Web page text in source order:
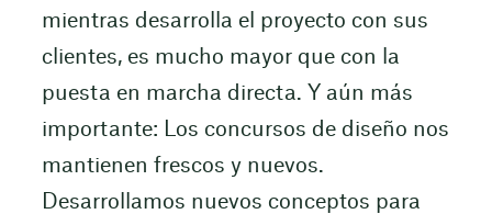
mientras desarrolla el proyecto con sus
clientes, es mucho mayor que con la
puesta en marcha directa. Y aún más
importante: Los concursos de diseño nos
mantienen frescos y nuevos.
Desarrollamos nuevos conceptos para